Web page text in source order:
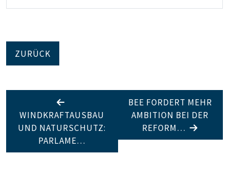
ZURÜCK
WINDKRAFTAUSBAU
UND NATURSCHUTZ:
PARLAME…
BEE FORDERT MEHR
AMBITION BEI DER
REFORM…